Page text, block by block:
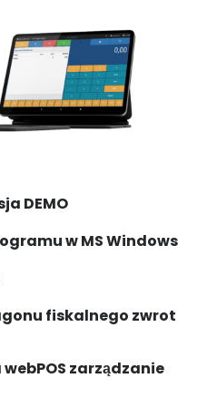
DEMO
w MS Windows
fiskalnego zwrot
zarządzanie